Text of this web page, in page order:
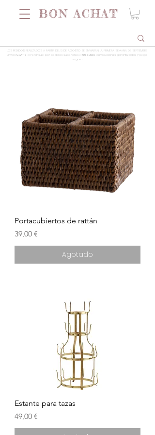
LOS PEDIDOS REALIZADOS A PARTIR DEL 5 DE AGOSTO SE ENVIARÁN LA PRIMERA SEMANA DE SEPTIEMBRE
Envios GRATIS a Península por pedidos superiores a 99 euros , devoluciones garantizadas y pago
seguro
Portacubiertos de rattán
Precio
39,00 €
Agotado
Estante para tazas
Precio
49,00 €